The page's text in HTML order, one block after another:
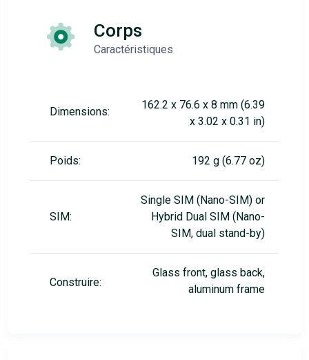
Corps
Caractéristiques
Dimensions:
162.2 x 76.6 x 8 mm (6.39
x 3.02 x 0.31 in)
Poids: 192 g (6.77 oz)
SIM:
Single SIM (Nano-SIM) or
Hybrid Dual SIM (Nano-
SIM, dual stand-by)
Construire:
Glass front, glass back,
aluminum frame